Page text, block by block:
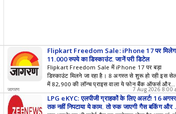
Flipkart Freedom Sale: iPhone 17 पर
11,000 रुपये का डिस्काउंट, जानें पूरी डिटेल
Flipkart Freedom Sale में iPhone 17 पर बड़ा
डिस्काउंट मिलने जा रहा है। 8 अगस्त से शुरू हो रही इस
में 82,900 की लॉन्च प्राइस वाला ये फोन बैंक ऑफर्स और
डिस्काउंट्स के बाद काफी कम कीमत पर उपलब्ध होगा।
जागरण 7 Aug 2026 8:00
LPG eKYC: एलपीजी ग्राहकों के लिए अलर्ट! 16
तक नहीं निपटाया ये काम, तो रुक जाएगी गैस बुकिंग और